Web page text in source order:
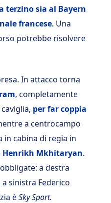
terzino sia al Bayern
francese. Una
potrebbe risolvere
In attacco torna
, completamente
per far coppia
a centrocampo
in cabina di regia in
Henrikh Mkhitaryan.
a destra
sinistra Federico
èSky Sport.